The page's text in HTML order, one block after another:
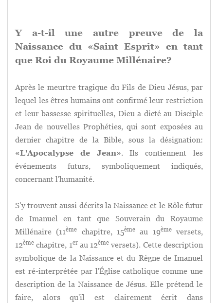
Y a-t-il une autre preuve de la
Naissance du «Saint Esprit» en tant
que Roi du Royaume Millénaire?
Après le meurtre tragique du Fils de Dieu Jésus, par
lequel les êtres humains ont confirmé leur restriction
et leur bassesse spirituelles, Dieu a dicté au Disciple
Jean de nouvelles Prophéties, qui sont exposées au
dernier chapitre de la Bible, sous la désignation:
«L'Apocalypse de Jean». Ils contiennent les
événements futurs, symboliquement indiqués,
concernant l'humanité.
S’y trouvent aussi décrits la Naissance et le Rôle futur
de Imanuel en tant que Souverain du Royaume
Millénaire (11ème chapitre, 15ème au 19èmeversets,
12ème chapitre, 1erau 12ème versets). Cette description
symbolique de la Naissance et du Règne de Imanuel
est ré-interprétée par l'Église catholique comme une
description de la Naissance de Jésus. Elle prétend le
faire, alors qu'il est clairement écrit dans